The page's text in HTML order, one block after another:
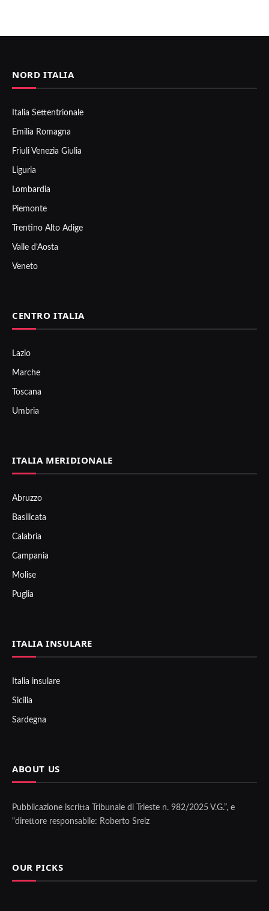
NORD ITALIA
Italia Settentrionale
Emilia Romagna
Friuli Venezia Giulia
Liguria
Lombardia
Piemonte
Trentino Alto Adige
Valle d’Aosta
Veneto
CENTRO ITALIA
Lazio
Marche
Toscana
Umbria
ITALIA MERIDIONALE
Abruzzo
Basilicata
Calabria
Campania
Molise
Puglia
ITALIA INSULARE
Italia insulare
Sicilia
Sardegna
ABOUT US
Pubblicazione iscritta Tribunale di Trieste n. 982/2025 V.G.”, e
“direttore responsabile: Roberto Srelz
OUR PICKS